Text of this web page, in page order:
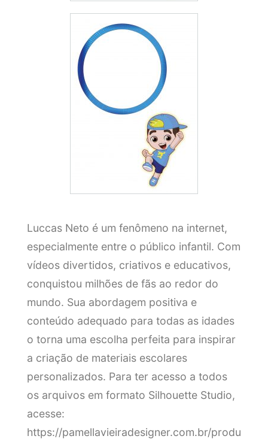
Luccas Neto é um fenômeno na internet,
especialmente entre o público infantil. Com
vídeos divertidos, criativos e educativos,
conquistou milhões de fãs ao redor do
mundo. Sua abordagem positiva e
conteúdo adequado para todas as idades
o torna uma escolha perfeita para inspirar
a criação de materiais escolares
personalizados. Para ter acesso a todos
os arquivos em formato Silhouette Studio,
acesse:
https://pamellavieiradesigner.com.br/produ